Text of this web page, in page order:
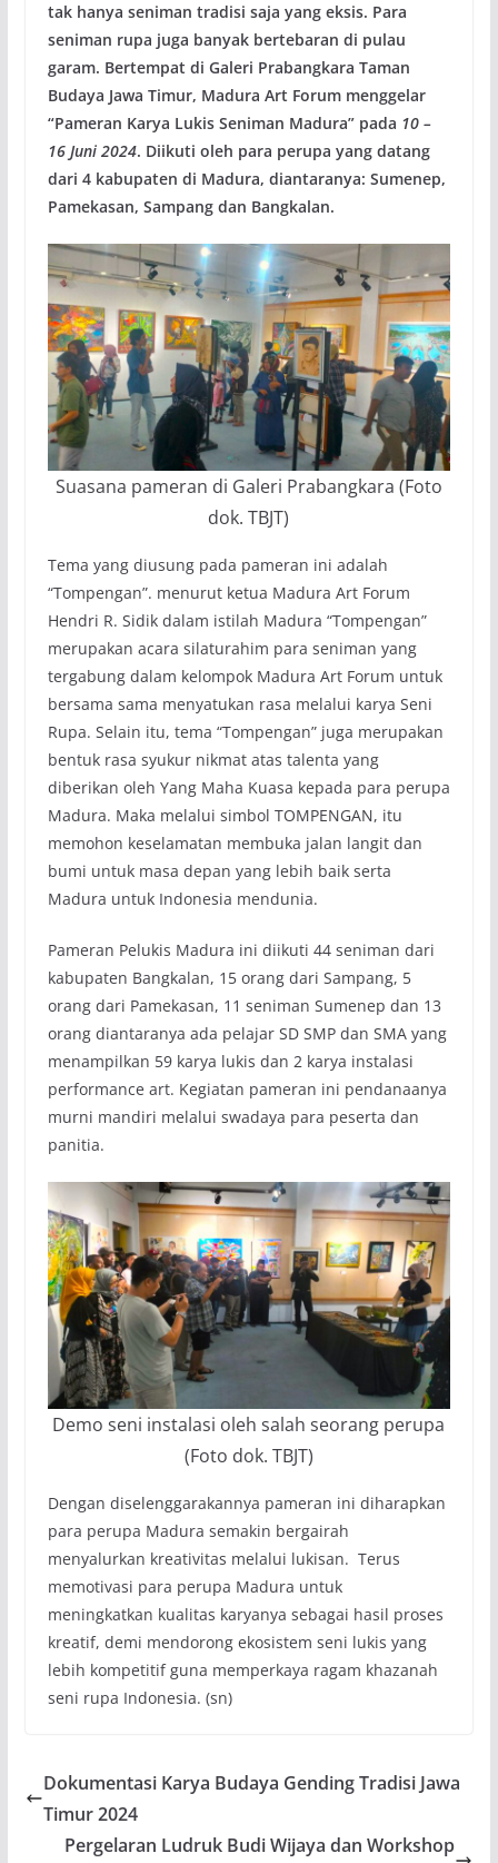
tak hanya seniman tradisi saja yang eksis. Para
seniman rupa juga banyak bertebaran di pulau
garam. Bertempat di Galeri Prabangkara Taman
Budaya Jawa Timur, Madura Art Forum menggelar
“Pameran Karya Lukis Seniman Madura” pada 10 –
16 Juni 2024. Diikuti oleh para perupa yang datang
dari 4 kabupaten di Madura, diantaranya: Sumenep,
Pamekasan, Sampang dan Bangkalan.
Suasana pameran di Galeri Prabangkara (Foto
dok. TBJT)
Tema yang diusung pada pameran ini adalah
“Tompengan”. menurut ketua Madura Art Forum
Hendri R. Sidik dalam istilah Madura “Tompengan”
merupakan acara silaturahim para seniman yang
tergabung dalam kelompok Madura Art Forum untuk
bersama sama menyatukan rasa melalui karya Seni
Rupa. Selain itu, tema “Tompengan” juga merupakan
bentuk rasa syukur nikmat atas talenta yang
diberikan oleh Yang Maha Kuasa kepada para perupa
Madura. Maka melalui simbol TOMPENGAN, itu
memohon keselamatan membuka jalan langit dan
bumi untuk masa depan yang lebih baik serta
Madura untuk Indonesia mendunia.
Pameran Pelukis Madura ini diikuti 44 seniman dari
kabupaten Bangkalan, 15 orang dari Sampang, 5
orang dari Pamekasan, 11 seniman Sumenep dan 13
orang diantaranya ada pelajar SD SMP dan SMA yang
menampilkan 59 karya lukis dan 2 karya instalasi
performance art. Kegiatan pameran ini pendanaanya
murni mandiri melalui swadaya para peserta dan
panitia.
Demo seni instalasi oleh salah seorang perupa
(Foto dok. TBJT)
Dengan diselenggarakannya pameran ini diharapkan
para perupa Madura semakin bergairah
menyalurkan kreativitas melalui lukisan. Terus
memotivasi para perupa Madura untuk
meningkatkan kualitas karyanya sebagai hasil proses
kreatif, demi mendorong ekosistem seni lukis yang
lebih kompetitif guna memperkaya ragam khazanah
seni rupa Indonesia. (sn)
Dokumentasi Karya Budaya Gending Tradisi Jawa
Timur 2024
Pergelaran Ludruk Budi Wijaya dan Workshop